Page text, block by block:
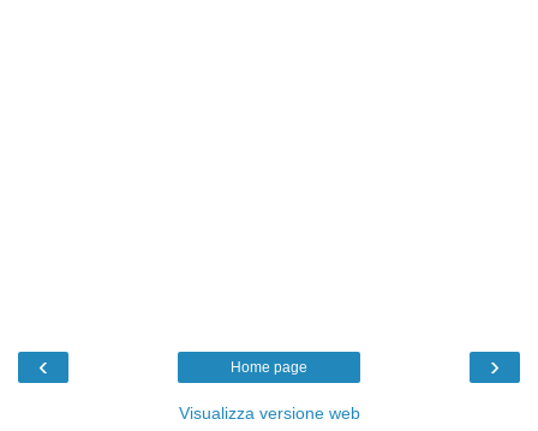
‹ ›
Home page
Visualizza versione web